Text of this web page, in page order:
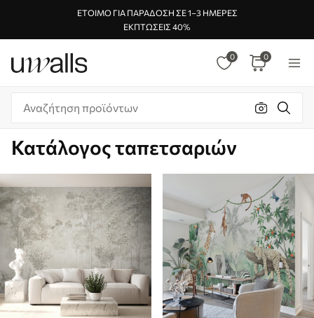
ΈΤΟΙΜΟ ΓΙΑ ΠΑΡΆΔΟΣΗ ΣΕ 1–3 ΗΜΈΡΕΣ
ΕΚΠΤΏΣΕΙΣ 40%
0 0
Κατάλογος ταπετσαριών